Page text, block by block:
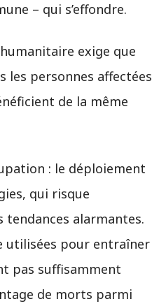
– qui s’effondre.
exige que
les personnes affectées
de la même
: le déploiement
qui risque
tendances alarmantes.
utilisées pour entraîner
pas suffisamment
de morts parmi